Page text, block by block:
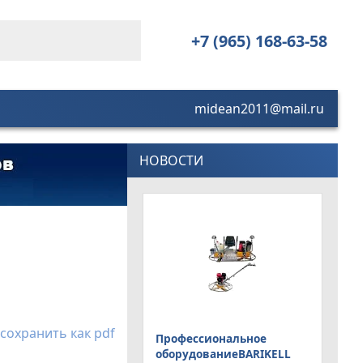
+7 (965) 168-63-58
midean2011@mail.ru
сохранить как pdf
НОВОСТИ
Профессиональное
оборудованиеBARIKELL